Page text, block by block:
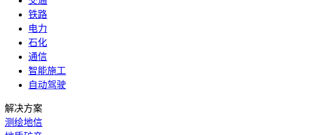
铁路
电力
石化
通信
智能施工
自动驾驶
解决方案
测绘地信